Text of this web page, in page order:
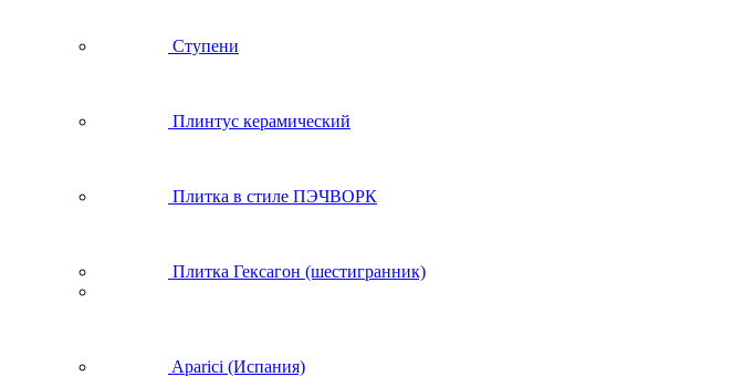
Ступени
Плинтус керамический
Плитка в стиле ПЭЧВОРК
Плитка Гексагон (шестигранник)
Aparici (Испания)